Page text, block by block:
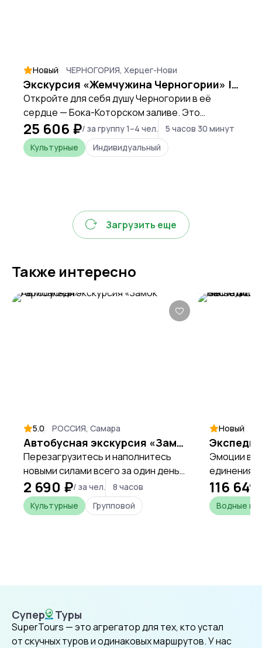
Новый ЧЕРНОГОРИЯ, Херцег-Нови
Экскурсия «Жемчужина Черногории» | Пераст и Котор за 1 день
Откройте для себя душу Черногории в её
сердце — Бока-Которском заливе. Это
путешествие для тех, кто хочет за один день
прикоснуться к величавой красоте природы,
вдохнуть воздух древней истории и
25 606 ₽/ за группу 1–4 чел.
5 часов 30 минут
Культурные
Индивидуальный
Загрузить еще
Также интересно
5.0 РОССИЯ, Самара
Автобусная экскурсия «Замок Гарибальди»
Перезагрузитесь и наполнитесь
новыми силами всего за один день,
открывая уникальные места
Самарской области.
2 690 ₽/ за чел.
8 часов
Культурные
Групповой
Новый
Эмоции
единения
каникулы
116
Водные и
Супер Туры
SuperTours
SuperTours — это агрегатор для тех, кто устал
от скучных туров и одинаковых маршрутов. У нас